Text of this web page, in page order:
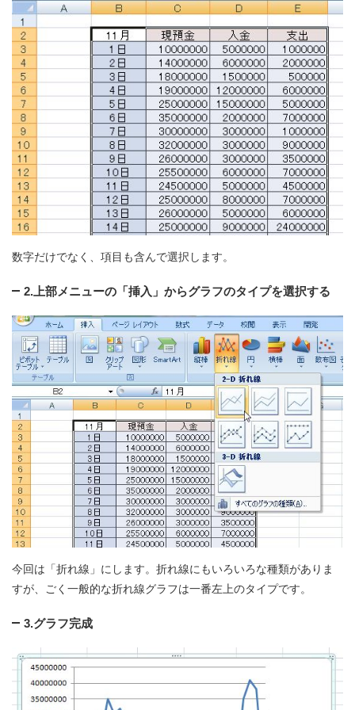
数字だけでなく、項目も含んで選択します。
2.上部メニューの「挿入」からグラフのタイプを選択する
今回は「折れ線」にします。折れ線にもいろいろな種類がありま
すが、ごく一般的な折れ線グラフは一番左上のタイプです。
3.グラフ完成